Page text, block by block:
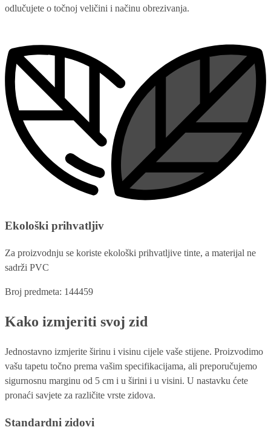
odlučujete o točnoj veličini i načinu obrezivanja.
Ekološki prihvatljiv
Za proizvodnju se koriste ekološki prihvatljive tinte, a materijal ne
sadrži PVC
Broj predmeta: 144459
Kako izmjeriti svoj zid
Jednostavno izmjerite širinu i visinu cijele vaše stijene. Proizvodimo
vašu tapetu točno prema vašim specifikacijama, ali preporučujemo
sigurnosnu marginu od 5 cm i u širini i u visini. U nastavku ćete
pronaći savjete za različite vrste zidova.
Standardni zidovi